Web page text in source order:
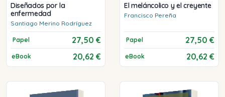
Diseñados por la
enfermedad
Santiago Merino Rodríguez
Papel 27,50 €
eBook 20,62 €
El meláncolico y el creyente
Francisco Pereña
Papel 27,50 €
eBook 20,62 €